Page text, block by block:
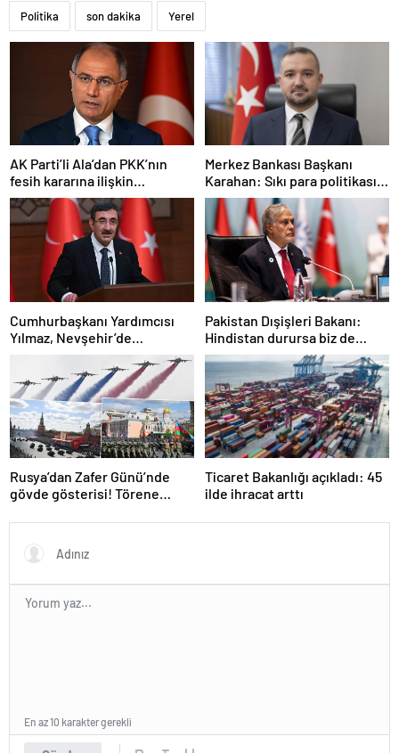
Politika son dakika Yerel
AK Parti’li Ala’dan PKK’nın
fesih kararına ilişkin
açıklama: Pazarlık söz konusu
değildir
Merkez Bankası Başkanı
Karahan: Sıkı para politikası
duruşumuz sürecek
Cumhurbaşkanı Yardımcısı
Yılmaz, Nevşehir’de
temaslarda bulundu! ‘Hiç
kimsenin tereddütü olmasın’
Pakistan Dışişleri Bakanı:
Hindistan durursa biz de
duracağız
Rusya’dan Zafer Günü’nde
gövde gösterisi! Törene
Ticaret Bakanlığı açıkladı: 45
ilde ihracat arttı
En az 10 karakter gerekli